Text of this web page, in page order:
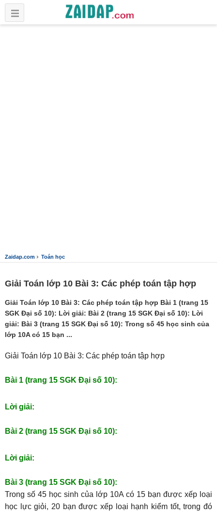
Zaidap.com › Toán học
Giải Toán lớp 10 Bài 3: Các phép toán tập hợp
Giải Toán lớp 10 Bài 3: Các phép toán tập hợp Bài 1 (trang 15
SGK Đại số 10): Lời giải: Bài 2 (trang 15 SGK Đại số 10): Lời
giải: Bài 3 (trang 15 SGK Đại số 10): Trong số 45 học sinh của
lớp 10A có 15 bạn ...
Giải Toán lớp 10 Bài 3: Các phép toán tập hợp
Bài 1 (trang 15 SGK Đại số 10):
Lời giải:
Bài 2 (trang 15 SGK Đại số 10):
Lời giải:
Bài 3 (trang 15 SGK Đại số 10):
Trong số 45 học sinh của lớp 10A có 15 bạn được xếp loại
học lực giỏi, 20 bạn được xếp loại hạnh kiểm tốt, trong đó